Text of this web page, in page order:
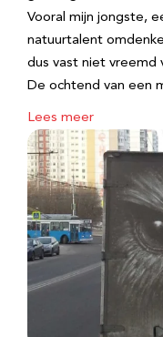
Vooral mijn jongste,
natuurtalent
dus vast niet vreemd
De ochtend van een
Lees meer